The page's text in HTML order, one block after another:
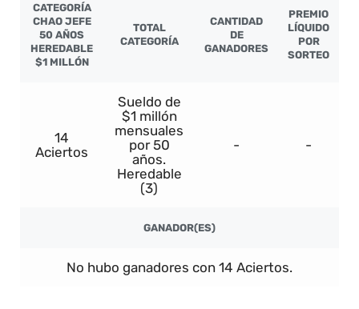
CATEGORÍA
CHAO JEFE
50 AÑOS
HEREDABLE
$1 MILLÓN
TOTAL
CATEGORÍA
CANTIDAD
DE
GANADORES
PREMIO
LÍQUIDO
POR
SORTEO
14
Aciertos
Sueldo de
$1 millón
mensuales
por 50
años.
Heredable
(3)
- -
GANADOR(ES)
No hubo ganadores con 14 Aciertos.